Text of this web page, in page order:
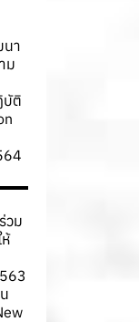
นา
ม
บัติ
วม
ห้